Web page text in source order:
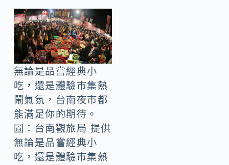
無論是品嘗經典小
吃，還是體驗市集熱
鬧氣氛，台南夜市都
能滿足你的期待。
圖：台南觀旅局 提供
無論是品嘗經典小
吃，還是體驗市集熱